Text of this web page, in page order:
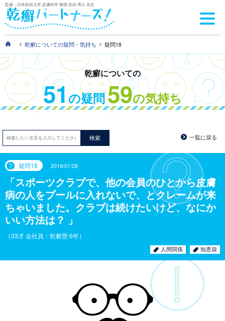
監修：日本医科大学 皮膚科学 教授 佐伯 秀久 先生
> 乾癬についての疑問・気持ち > 疑問18
乾癬についての
51の疑問59の気持ち
検索 一覧に戻る
疑問18 2019/01/28
スポーツクラブで、他の会員のひとから皮膚
病の人をプールに入れないで、とクレームが来
ちゃいました。クラブは続けたいけど、なにか
いい方法は？
（33才 会社員：乾癬歴 6年）
人間関係 知恵袋